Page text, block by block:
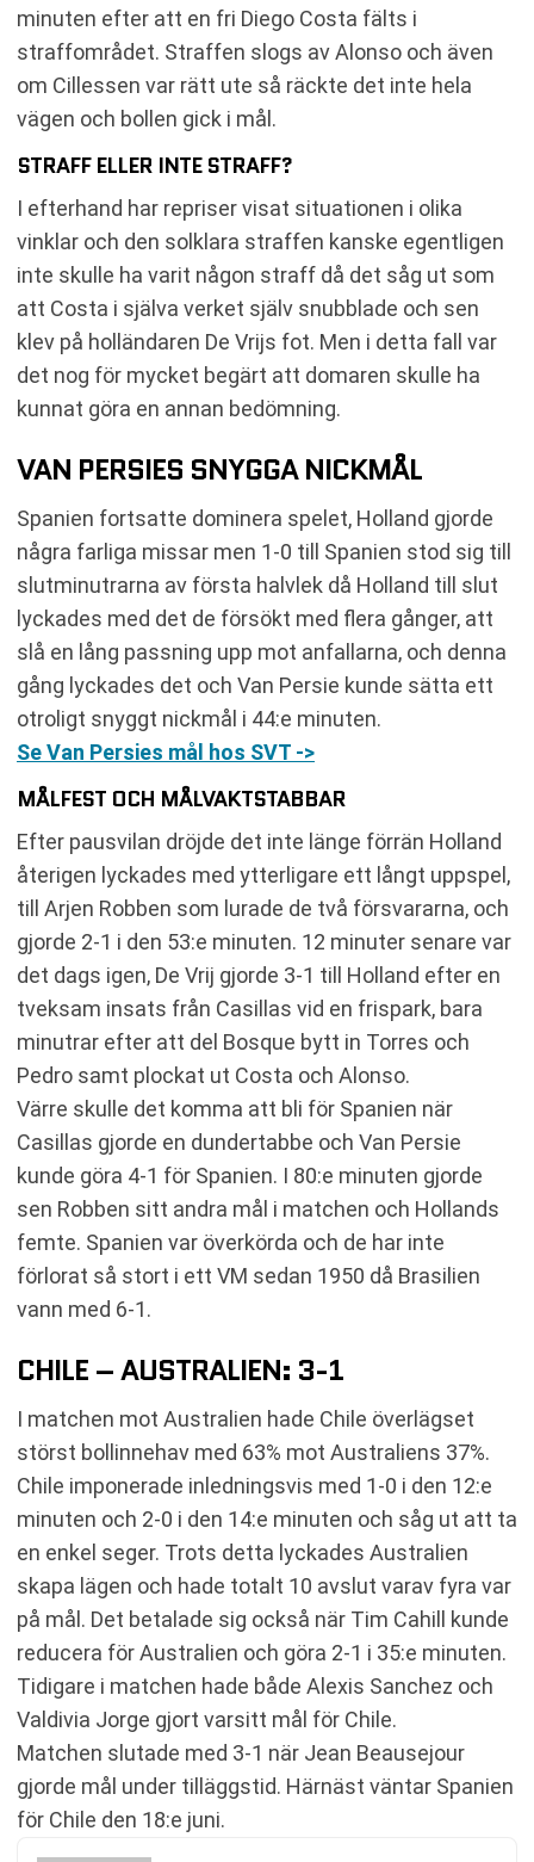
minuten efter att en fri Diego Costa fälts i
straffområdet. Straffen slogs av Alonso och även
om Cillessen var rätt ute så räckte det inte hela
vägen och bollen gick i mål.
STRAFF ELLER INTE STRAFF?
I efterhand har repriser visat situationen i olika
vinklar och den solklara straffen kanske egentligen
inte skulle ha varit någon straff då det såg ut som
att Costa i själva verket själv snubblade och sen
klev på holländaren De Vrijs fot. Men i detta fall var
det nog för mycket begärt att domaren skulle ha
kunnat göra en annan bedömning.
VAN PERSIES SNYGGA NICKMÅL
Spanien fortsatte dominera spelet, Holland gjorde
några farliga missar men 1-0 till Spanien stod sig till
slutminutrarna av första halvlek då Holland till slut
lyckades med det de försökt med flera gånger, att
slå en lång passning upp mot anfallarna, och denna
gång lyckades det och Van Persie kunde sätta ett
otroligt snyggt nickmål i 44:e minuten.
Se Van Persies mål hos SVT ->
MÅLFEST OCH MÅLVAKTSTABBAR
Efter pausvilan dröjde det inte länge förrän Holland
återigen lyckades med ytterligare ett långt uppspel,
till Arjen Robben som lurade de två försvararna, och
gjorde 2-1 i den 53:e minuten. 12 minuter senare var
det dags igen, De Vrij gjorde 3-1 till Holland efter en
tveksam insats från Casillas vid en frispark, bara
minutrar efter att del Bosque bytt in Torres och
Pedro samt plockat ut Costa och Alonso.
Värre skulle det komma att bli för Spanien när
Casillas gjorde en dundertabbe och Van Persie
kunde göra 4-1 för Spanien. I 80:e minuten gjorde
sen Robben sitt andra mål i matchen och Hollands
femte. Spanien var överkörda och de har inte
förlorat så stort i ett VM sedan 1950 då Brasilien
vann med 6-1.
CHILE – AUSTRALIEN: 3-1
I matchen mot Australien hade Chile överlägset
störst bollinnehav med 63% mot Australiens 37%.
Chile imponerade inledningsvis med 1-0 i den 12:e
minuten och 2-0 i den 14:e minuten och såg ut att ta
en enkel seger. Trots detta lyckades Australien
skapa lägen och hade totalt 10 avslut varav fyra var
på mål. Det betalade sig också när Tim Cahill kunde
reducera för Australien och göra 2-1 i 35:e minuten.
Tidigare i matchen hade både Alexis Sanchez och
Valdivia Jorge gjort varsitt mål för Chile.
Matchen slutade med 3-1 när Jean Beausejour
gjorde mål under tilläggstid. Härnäst väntar Spanien
för Chile den 18:e juni.